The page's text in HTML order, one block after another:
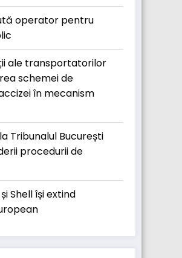
operator pentru
ale transportatorilor
schemei de
în mecanism
Tribunalul București
procedurii de
Shell își extind